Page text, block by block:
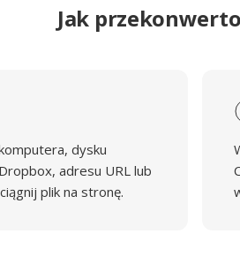
Jak
dysku
adresu URL lub
plik na stronę.